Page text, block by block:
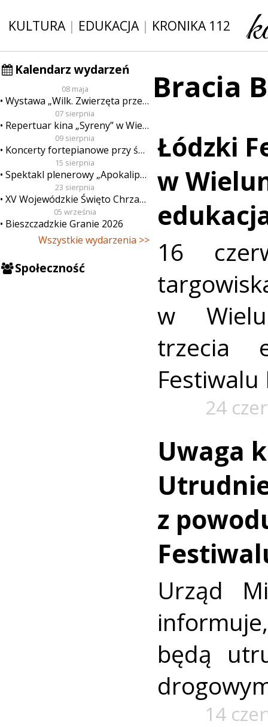
KULTURA| EDUKACJA| KRONIKA 112
Kalendarz wydarzeń
08 maja
Wystawa „Wilk. Zwierzęta przeklęte”
07 sierpnia
Repertuar kina „Syreny” w Wieluniu w dn. od 7 do 13 sierpnia
09 sierpnia
Koncerty fortepianowe przy świecach
15 sierpnia
Spektakl plenerowy „Apokalipsa”
23 sierpnia
XV Wojewódzkie Święto Chrzanu
05 września
Bieszczadzkie Granie 2026
Wszystkie wydarzenia >>
Społeczność
Bracia
Łódzki
w
16
w
trzecia
Festiwalu
24
Uwaga
z
Urząd
będą
14